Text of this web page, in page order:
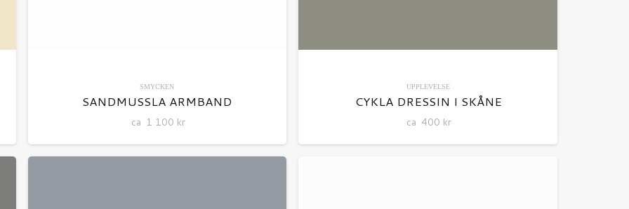
SMYCKEN
SANDMUSSLA ARMBAND
ca 1 100 kr
UPPLEVELSE
CYKLA DRESSIN I SKÅNE
ca 400 kr